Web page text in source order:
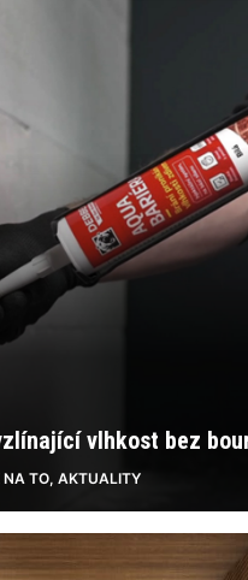
vlhkost bez
TO, AKTUALITY